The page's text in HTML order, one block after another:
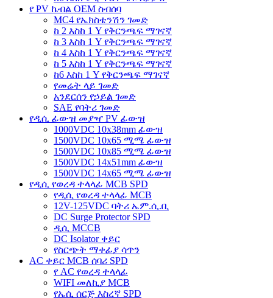
የ PV ኬብል OEM ስብሰባ
MC4 የኤክስቴንሽን ገመድ
ከ 2 እስከ 1 Y የቅርንጫፍ ማገናኛ
ከ 3 እስከ 1 Y የቅርንጫፍ ማገናኛ
ከ 4 እስከ 1 Y የቅርንጫፍ ማገናኛ
ከ 5 እስከ 1 Y የቅርንጫፍ ማገናኛ
ከ6 እስከ 1 Y የቅርንጫፍ ማገናኛ
የመሬት ላይ ገመድ
አንደርሰን የኃይል ገመድ
SAE የባትሪ ገመድ
የዲሲ ፊውዝ መያዣ PV ፊውዝ
1000VDC 10x38mm ፊውዝ
1500VDC 10x65 ሚሜ ፊውዝ
1500VDC 10x85 ሚሜ ፊውዝ
1500VDC 14x51mm ፊውዝ
1500VDC 14x65 ሚሜ ፊውዝ
የዲሲ የወረዳ ተላላፊ MCB SPD
የዲሲ የወረዳ ተላላፊ MCB
12V-125VDC ባትሪ ኤም.ሲ.ቢ
DC Surge Protector SPD
ዲሲ MCCB
DC Isolator ቀይር
የስርጭት ማቀፊያ ሳጥን
AC ቀይር MCB ሰባሪ SPD
የ AC የወረዳ ተላላፊ
WIFI መለኪያ MCB
የኤሲ ሰርጅ እስረኛ SPD